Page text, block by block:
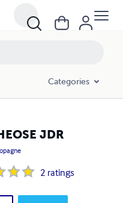
Categories
JDR
2 ratings